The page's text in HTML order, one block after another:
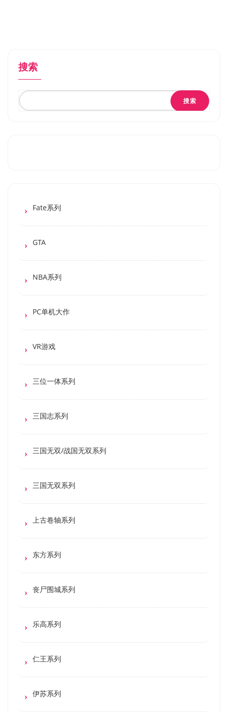
搜索
搜索
Fate系列
GTA
NBA系列
PC单机大作
VR游戏
三位一体系列
三国志系列
三国无双/战国无双系列
三国无双系列
上古卷轴系列
东方系列
丧尸围城系列
乐高系列
仁王系列
伊苏系列